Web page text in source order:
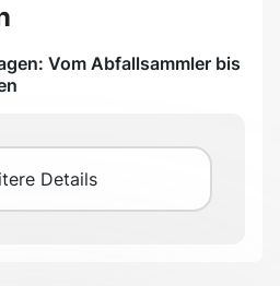
Vom Abfallsammler bis
Details